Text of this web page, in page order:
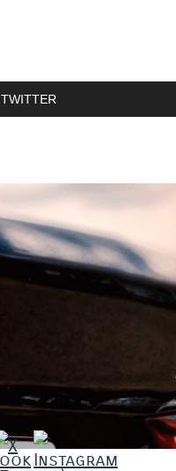
TWITTER